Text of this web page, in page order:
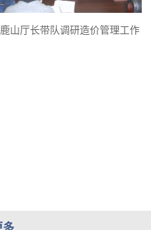
鹿山厅长带队调研造价管理工作